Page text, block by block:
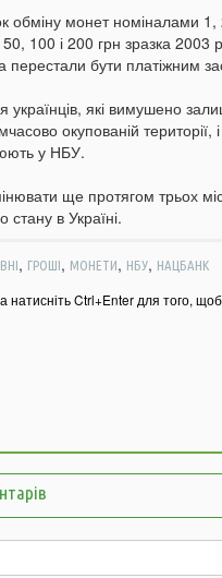
монет номіналами 1,
100 і 200 грн зразка 2003
перестали бути платіжним
які вимушено
окупованій території,
у НБУ.
ще протягом трьох
в Україні.
, ГРОШІ, МОНЕТИ, НБУ, НАЦБАНК
натисніть Ctrl+Enter для того,